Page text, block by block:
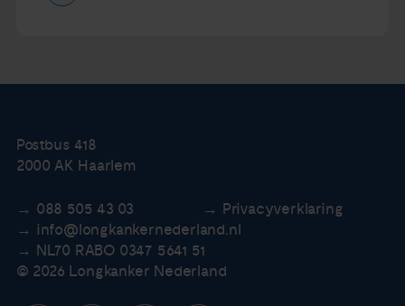
Postbus 418
2000 AK Haarlem
088 505 43 03
Privacyverklaring
info@longkankernederland.nl
NL70 RABO 0347 5641 51
© 2026 Longkanker Nederland